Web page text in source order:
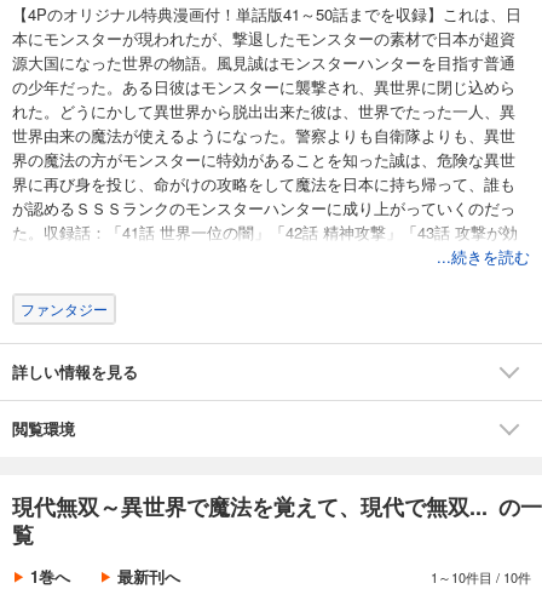
【4Pのオリジナル特典漫画付！単話版41～50話までを収録】これは、日
本にモンスターが現われたが、撃退したモンスターの素材で日本が超資
源大国になった世界の物語。風見誠はモンスターハンターを目指す普通
の少年だった。ある日彼はモンスターに襲撃され、異世界に閉じ込めら
れた。どうにかして異世界から脱出出来た彼は、世界でたった一人、異
世界由来の魔法が使えるようになった。警察よりも自衛隊よりも、異世
界の魔法の方がモンスターに特効があることを知った誠は、危険な異世
界に再び身を投じ、命がけの攻略をして魔法を日本に持ち帰って、誰も
が認めるＳＳＳランクのモンスターハンターに成り上がっていくのだっ
た。収録話：「41話 世界一位の闇」「42話 精神攻撃」「43話 攻撃が効
かない敵」「44話 攻撃が効く方法」「45話 4人パーティー」「46話 トモ
で」「50話 効率」
...続きを読む
ファンタジー
詳しい情報を見る
閲覧環境
現代無双～異世界で魔法を覚えて、現代で無双... の一
覧
1巻へ 最新刊へ 1～10件目 / 10件